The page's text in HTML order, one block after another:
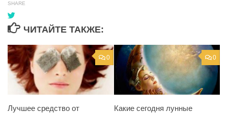
SHARE
ЧИТАЙТЕ ТАКЖЕ:
0
Лучшее средство от
0
Какие сегодня лунные